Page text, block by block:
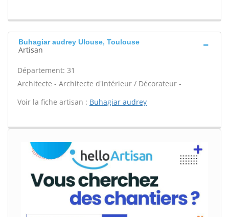
Buhagiar audrey Ulouse, Toulouse
Artisan
Département: 31
Architecte - Architecte d'intérieur / Décorateur -
Voir la fiche artisan : Buhagiar audrey